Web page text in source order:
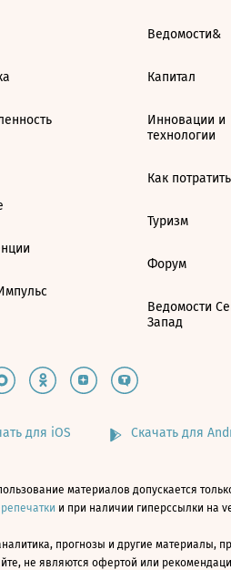
Ведомости&
Капитал
Инновации и
технологии
Как потратить
Туризм
Форум
Ведомости
Запад
для iOS Скачать для
материалов допускается
и при наличии гиперссылки на
прогнозы и другие материалы,
не являются офертой или